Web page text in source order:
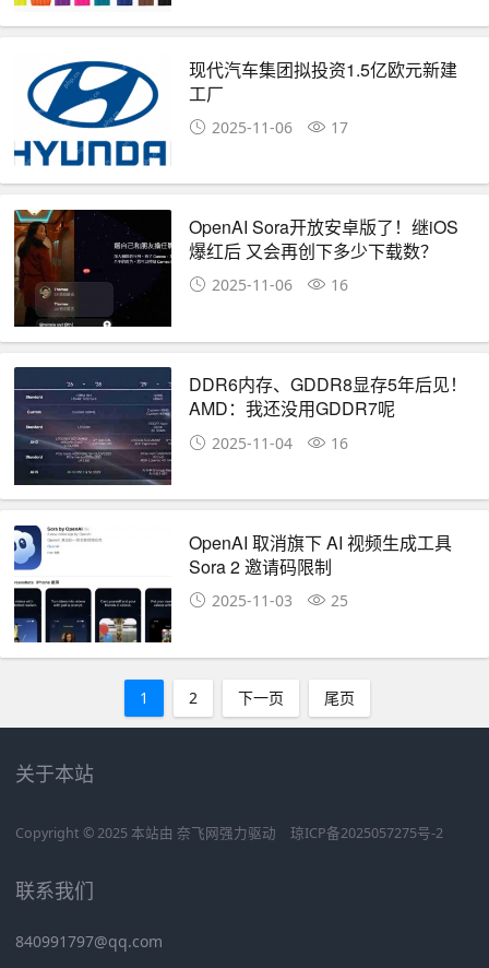
现代汽车集团拟投资1.5亿欧元新建
工厂
2025-11-06 17
OpenAI Sora开放安卓版了！继iOS
爆红后 又会再创下多少下载数？
2025-11-06 16
DDR6内存、GDDR8显存5年后见！
AMD：我还没用GDDR7呢
2025-11-04 16
OpenAI 取消旗下 AI 视频生成工具
Sora 2 邀请码限制
2025-11-03 25
1 2 下一页 尾页
关于本站
Copyright © 2025 本站由 奈飞网强力驱动 琼ICP备2025057275号-2
联系我们
840991797@qq.com